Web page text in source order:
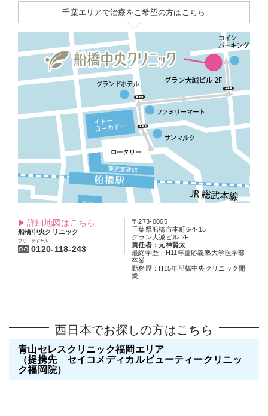
千葉エリアで治療をご希望の方はこちら
詳細地図はこちら
船橋中央クリニック
フリーダイヤル
0120-118-243
〒273-0005
千葉県船橋市本町6-4-15
グラン大誠ビル 2F
責任者：元神賢太
最終学歴：H11年慶応義塾大学医学部
卒業
勤務歴：H15年船橋中央クリニック開
業
西日本でお探しの方はこちら
青山セレスクリニック福岡エリア
（提携先 セイコメディカルビューティークリニッ
ク福岡院）